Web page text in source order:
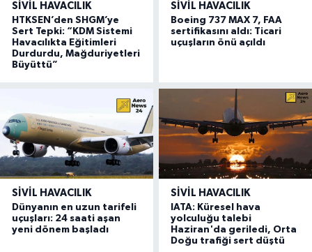
SIVIL HAVACILIK
HTKSEN’den SHGM’ye
Sert Tepki: “KDM Sistemi
Havacılıkta Eğitimleri
Durdurdu, Mağduriyetleri
Büyüttü”
SIVIL HAVACILIK
Boeing 737 MAX 7, FAA
sertifikasını aldı: Ticari
uçuşların önü açıldı
SIVIL HAVACILIK
Dünyanın en uzun tarifeli
uçuşları: 24 saati aşan
yeni dönem başladı
SIVIL HAVACILIK
IATA: Küresel hava
yolculuğu talebi
Haziran'da geriledi, Orta
Doğu trafiği sert düştü